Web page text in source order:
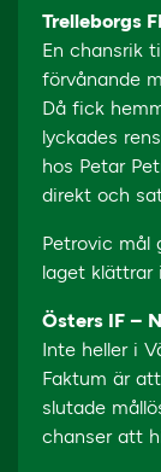
Trelleborgs
En chansrik
förvånande
Då fick
lyckades
hos Petar
direkt och
Petrovic mål
laget klättrar
Östers IF –
Inte heller i
Faktum är
slutade
chanser att